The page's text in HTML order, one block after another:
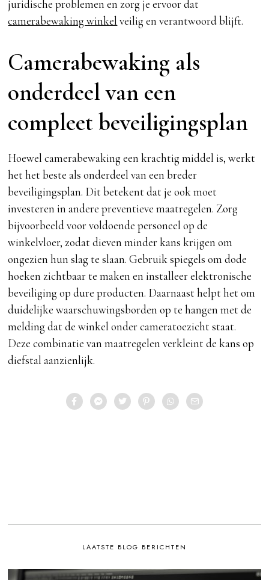
juridische problemen en zorg je ervoor dat
camerabewaking winkel veilig en verantwoord blijft.
Camerabewaking als
onderdeel van een
compleet beveiligingsplan
Hoewel camerabewaking een krachtig middel is, werkt
het het beste als onderdeel van een breder
beveiligingsplan. Dit betekent dat je ook moet
investeren in andere preventieve maatregelen. Zorg
bijvoorbeeld voor voldoende personeel op de
winkelvloer, zodat dieven minder kans krijgen om
ongezien hun slag te slaan. Gebruik spiegels om dode
hoeken zichtbaar te maken en installeer elektronische
beveiliging op dure producten. Daarnaast helpt het om
duidelijke waarschuwingsborden op te hangen met de
melding dat de winkel onder cameratoezicht staat.
Deze combinatie van maatregelen verkleint de kans op
diefstal aanzienlijk.
LAATSTE BLOG BERICHTEN